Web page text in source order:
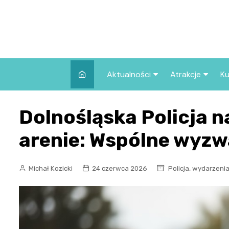
Aktualności
Wszystkie wpisy
Atrakcje
we Wrocławiu
Co warto
Wrocławiu?
Dolnośląska Policja
arenie: Wspólne
Michał Kozicki 24 czerwca 2026 Policja, wydarzenia